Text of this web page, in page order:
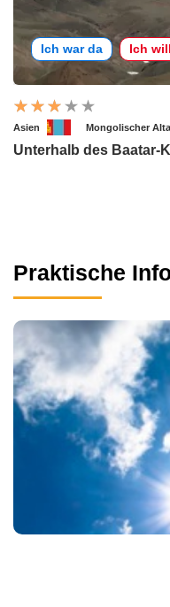
Ich war da Ich
Asien Mongolischer
Unterhalb des Baatar-
Praktische